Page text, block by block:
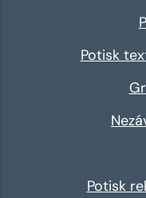
Potisk
Potisk